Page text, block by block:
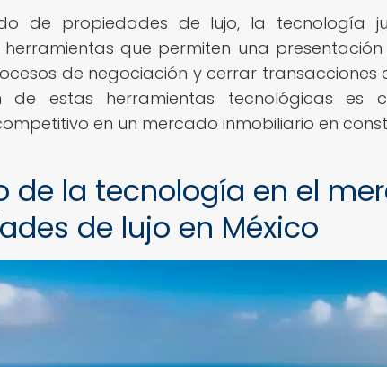
de propiedades de lujo, la tecnología
que permiten una
de negociación y cerrar
de estas herramientas tecnológicas es
en un mercado inmobiliario en
de la tecnología en el
de lujo en México